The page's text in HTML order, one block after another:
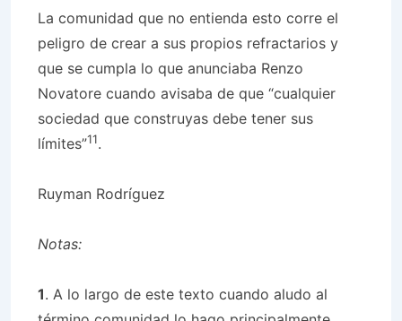
La comunidad que no entienda esto corre el
peligro de crear a sus propios refractarios y
que se cumpla lo que anunciaba Renzo
Novatore cuando avisaba de que “cualquier
sociedad que construyas debe tener sus
límites”11.
Ruyman Rodríguez
Notas:
1. A lo largo de este texto cuando aludo al